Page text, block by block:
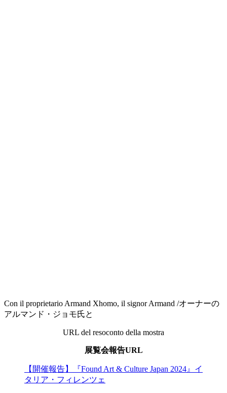
Con il proprietario Armand Xhomo, il signor Armand /オーナーの
アルマンド・ジョモ氏と
URL del resoconto della mostra
展覧会報告URL
【開催報告】『Found Art & Culture Japan 2024』イ
タリア・フィレンツェ